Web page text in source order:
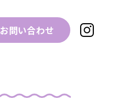
お問い合わせ